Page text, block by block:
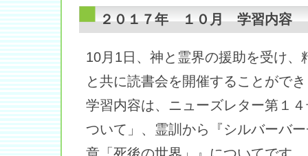
２０１７年 １０月 学習内容
10月1日、神と霊界の援助を受け、
と共に読書会を開催することがで
学習内容は、ニューズレター第１
ついて」、霊訓から『シルバーバ